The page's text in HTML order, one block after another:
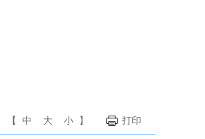
【 中 大 小 】 打印